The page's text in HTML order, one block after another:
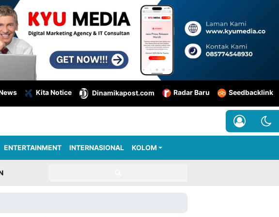
Kita Notice Dinamikapost.com Radar Baru Seedbacklink
ENTERTAINMENT INTERNASIONAL KOLOM